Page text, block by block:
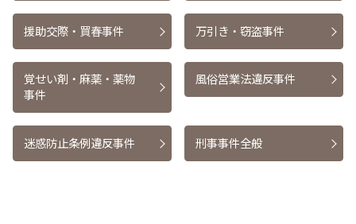
援助交際・買春事件 万引き・窃盗事件
覚せい剤・麻薬・薬物
事件
風俗営業法違反事件
迷惑防止条例違反事件 刑事事件全般